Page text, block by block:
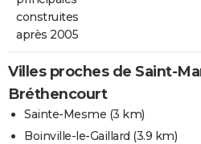
construites
après 2005
Villes proches de Saint-
Bréthencourt
Sainte-Mesme (3 km)
Boinville-le-Gaillard (3.9 km)